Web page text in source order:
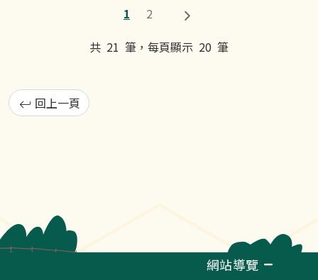
1
2
共 21 筆，每頁顯示 20 筆
回上一頁
網站導覽